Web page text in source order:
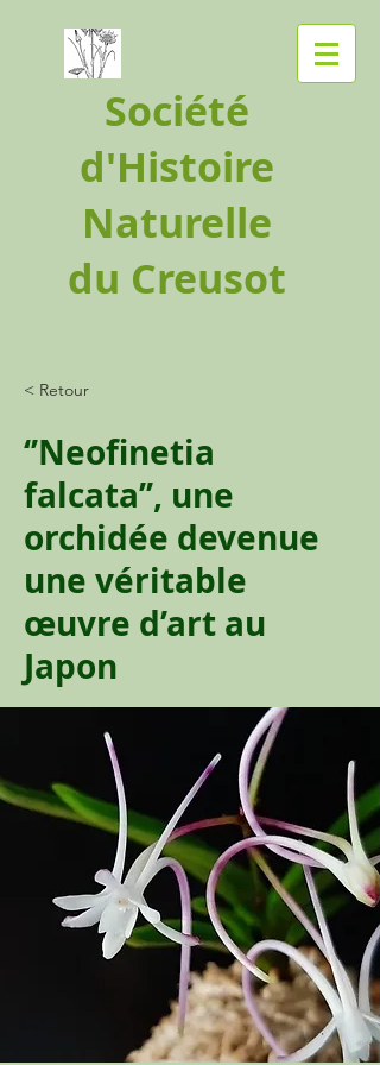
Société
d'Histoire
Naturelle
du Creusot
< Retour
‘’Neofinetia
falcata’’, une
orchidée devenue
une véritable
œuvre d’art au
Japon